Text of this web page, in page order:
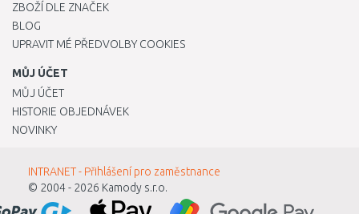
ZBOŽÍ DLE ZNAČEK
BLOG
UPRAVIT MÉ PŘEDVOLBY COOKIES
MŮJ ÚČET
MŮJ ÚČET
HISTORIE OBJEDNÁVEK
NOVINKY
INTRANET - Přihlášení pro zaměstnance
© 2004 - 2026 Kamody s.r.o.